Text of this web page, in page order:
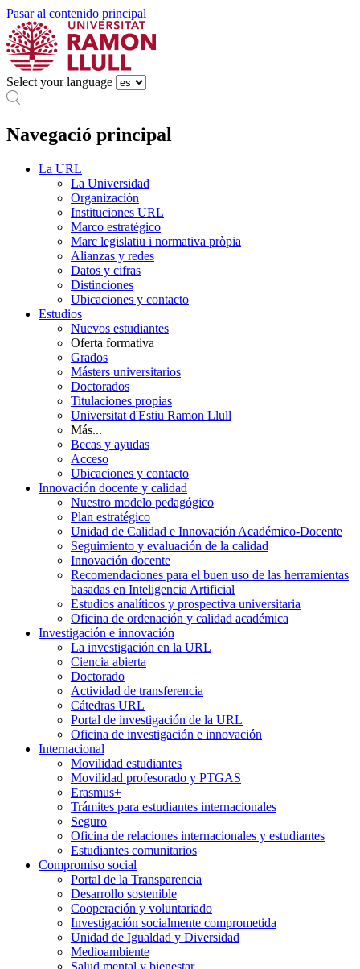
Pasar al contenido principal
Select your language
Navegació principal
La URL
La Universidad
Organización
Instituciones URL
Marco estratégico
Marc legislatiu i normativa pròpia
Alianzas y redes
Datos y cifras
Distinciones
Ubicaciones y contacto
Estudios
Nuevos estudiantes
Oferta formativa
Grados
Másters universitarios
Doctorados
Titulaciones propias
Universitat d'Estiu Ramon Llull
Más...
Becas y ayudas
Acceso
Ubicaciones y contacto
Innovación docente y calidad
Nuestro modelo pedagógico
Plan estratégico
Unidad de Calidad e Innovación Académico-Docente
Seguimiento y evaluación de la calidad
Innovación docente
Recomendaciones para el buen uso de las herramientas
basadas en Inteligencia Artificial
Estudios analíticos y prospectiva universitaria
Oficina de ordenación y calidad académica
Investigación e innovación
La investigación en la URL
Ciencia abierta
Doctorado
Actividad de transferencia
Cátedras URL
Portal de investigación de la URL
Oficina de investigación e innovación
Internacional
Movilidad estudiantes
Movilidad profesorado y PTGAS
Erasmus+
Trámites para estudiantes internacionales
Seguro
Oficina de relaciones internacionales y estudiantes
Estudiantes comunitarios
Compromiso social
Portal de la Transparencia
Desarrollo sostenible
Cooperación y voluntariado
Investigación socialmente comprometida
Unidad de Igualdad y Diversidad
Medioambiente
Salud mental y bienestar